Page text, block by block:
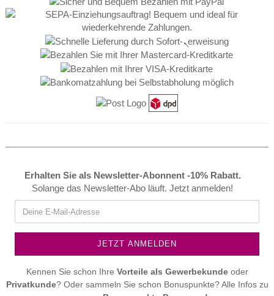
Erhalten Sie als Newsletter-Abonnent -10% Rabatt.
Solange das Newsletter-Abo läuft. Jetzt anmelden!
Kennen Sie schon Ihre Vorteile als Gewerbekundeoder
Privatkunde? Oder sammeln Sie schon Bonuspunkte? Alle Infos zu